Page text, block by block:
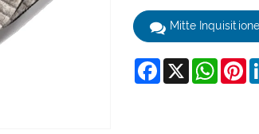
Mitte
Facebook
X